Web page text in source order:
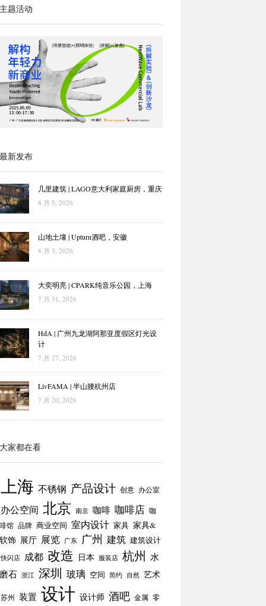
题活动
新发布
几里建筑 | LAGO意大利家庭厨房，重庆
8 月 5, 2026
山地土壤 | Upturn酒吧，安徽
8 月 3, 2026
大奕明亮 | CPARK纯音乐公园，上海
7 月 31, 2026
HdA | 广州九龙湖阿那亚度假区灯光设
计
7 月 27, 2026
LivFAMA | 半山腰杭州店
7 月 20, 2026
家都在看
上海 不锈钢 产品设计 创意 办公室
办公空间 北京 南京 咖啡 咖啡店 咖
馆 品牌 商业空间 室内设计 家具 家具&
饰 展厅 展览 广东 广州 建筑 建筑设计
快闪店 成都 改造 日本 服装店 杭州 水
石 浙江 深圳 玻璃 空间 简约 自然 艺术
苏州 装置 设计 设计师 酒吧 金属 零